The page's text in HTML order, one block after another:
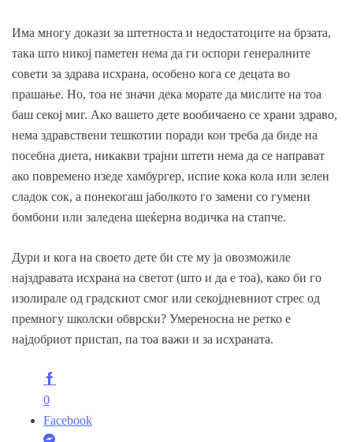
Има многу докази за штетноста и недостатоците на брзата,
така што никој паметен нема да ги оспори генералните
совети за здрава исхрана, особено кога се децата во
прашање. Но, тоа не значи дека морате да мислите на тоа
баш секој миг. Ако вашето дете вообичаено се храни здраво,
нема здравствени тешкотии поради кои треба да биде на
посебна диета, никакви трајни штети нема да се направат
ако повремено изеде хамбургер, испие кока кола или зелен
сладок сок, а понекогаш јаболкото го замени со гумени
бомбони или заледена шеќерна водичка на стапче.
Дури и кога на своето дете би сте му ја овозможиле
најздравата исхрана на светот (што и да е тоа), како би го
изолирале од градскиот смог или секојдневниот стрес од
премногу школски обврски? Умереносна не ретко е
најдобриот пристап, па тоа важи и за исхраната.
0
Facebook